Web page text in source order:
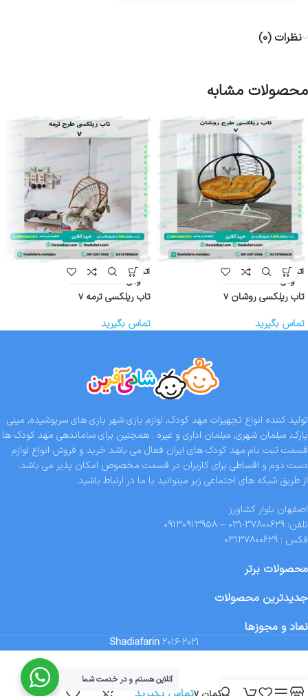
نظرات (0)
محصولات مشابه
اتمام موج
ودی
تاب ریلکسی روشان v
تماس بگیرید
اتمام موج
ودی
تاب ریلکسی ترمه v
تماس بگیرید
تولید کننده انواع تجهیزات مهد کودک, لوازم بازی شهر بازی های سرپوشیده, مینی
پارک, مبلمان شهری, مبلمان اداری و غیره . همچنین برای ساماندهی مهد کودک ها
قسمت ثبت نام مهد کودک های ایران فعال می باشد خرید و فروش انواع لوازم
دست دوم و اقساطی برای کاربران در قسمت مخصوص امکان پذیر می باشد.
از طریق شبکه های اجتماعی زیر میتوانید با ما در ارتباط باشید.
اصفهان بلوار کشاورز
تلفن: ۳۷۸۰۰۶۲۹-۰۳۱ – ۰۹۱۳۰۹۱۳۹۵۸
فکس : ۰۳۱۳۷۸۰۰۶۲۹
محصولات برتر
جدیدترین محصولات
نماد و مجوزها
Shadiafarin 2016-2021
آنلاین هستم و در خدمت شما